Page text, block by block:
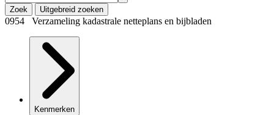
Zoek Uitgebreid zoeken
0954 Verzameling kadastrale netteplans en bijbladen
Kenmerken